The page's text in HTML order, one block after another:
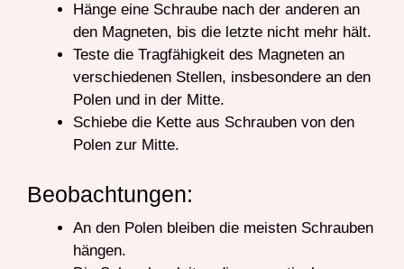
Hänge eine Schraube nach der anderen an
den Magneten, bis die letzte nicht mehr hält.
Teste die Tragfähigkeit des Magneten an
verschiedenen Stellen, insbesondere an den
Polen und in der Mitte.
Schiebe die Kette aus Schrauben von den
Polen zur Mitte.
Beobachtungen:
An den Polen bleiben die meisten Schrauben
hängen.